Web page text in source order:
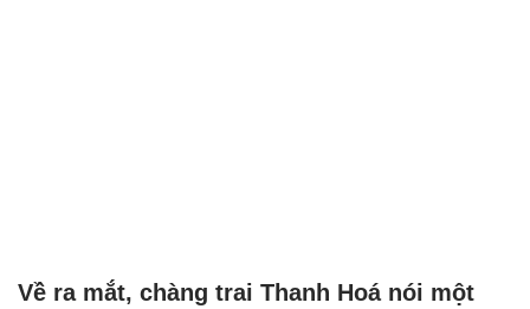
Về ra mắt, chàng trai Thanh Hoá nói một